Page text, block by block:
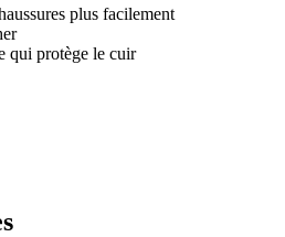
plus facilement
qui protège le cuir